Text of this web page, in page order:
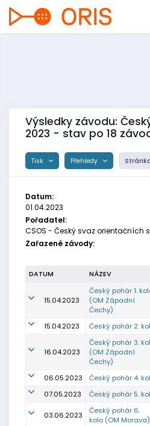
Výsledky závodu:
2023 - stav po 18
Tisk Přehledy
Datum:
01.04.2023
Pořadatel:
CSOS - Český svaz orientačních
Zařazené závody:
DATUM NÁZEV
15.04.2023
Český pohár 1.
(OM Západní
Čechy)
15.04.2023 Český pohár 2.
16.04.2023
Český pohár 3.
(OM Západní
Čechy)
06.05.2023 Český pohár 4.
07.05.2023
Český pohár 5.
03.06.2023
Český pohár 6.
kolo (OM Morava)